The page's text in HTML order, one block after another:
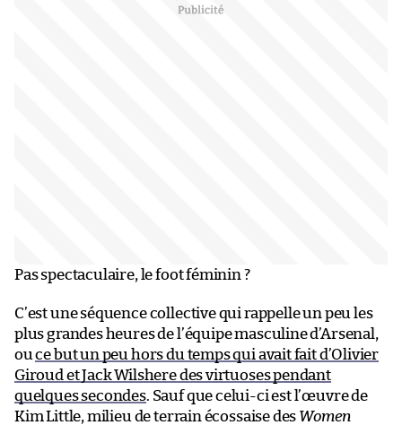
Pas spectaculaire, le foot féminin ?
C’est une séquence collective qui rappelle un peu les
plus grandes heures de l’équipe masculine d’Arsenal,
ouce but un peu hors du temps qui avait fait d’Olivier
Giroud et Jack Wilshere des virtuoses pendant
quelques secondes. Sauf que celui-ci est l’œuvre de
Kim Little, milieu de terrain écossaise des Women